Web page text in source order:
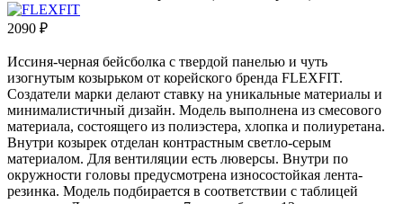
2090 ₽
Иссиня-черная бейсболка с твердой панелью и чуть
изогнутым козырьком от корейского бренда FLEXFIT.
Создатели марки делают ставку на уникальные материалы и
минималистичный дизайн. Модель выполнена из смесового
материала, состоящего из полиэстера, хлопка и полиуретана.
Внутри козырек отделан контрастным светло-серым
материалом. Для вентиляции есть люверсы. Внутри по
окружности головы предусмотрена износостойкая лента-
резинка. Модель подбирается в соответствии с таблицей